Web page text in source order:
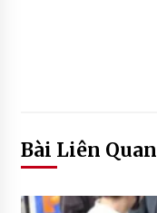
Bài Liên Quan